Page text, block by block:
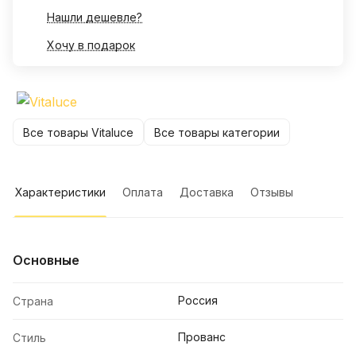
Нашли дешевле?
Хочу в подарок
Все товары Vitaluce Все товары категории
Характеристики Оплата Доставка Отзывы
Основные
Страна Россия
Стиль Прованс